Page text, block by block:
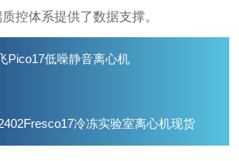
控体系提供了数据支撑。
Pico17低噪静音离心机
冷冻实验室离心机现货